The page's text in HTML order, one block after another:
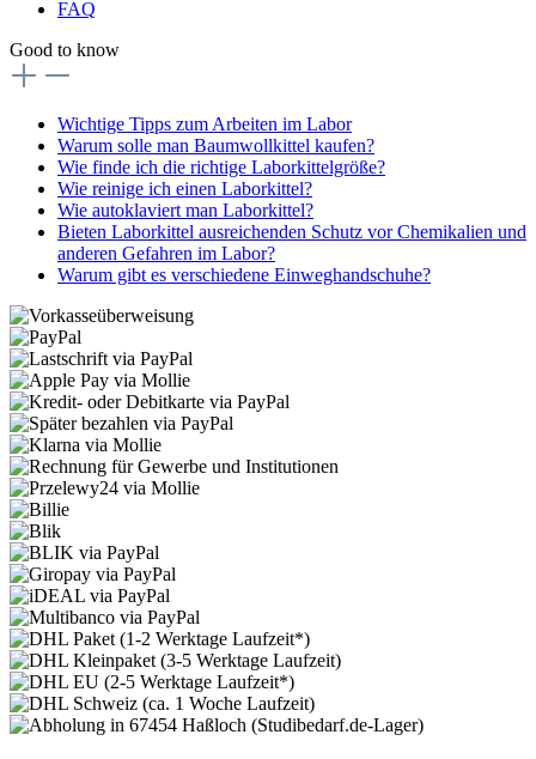
FAQ
Good to know
Wichtige Tipps zum Arbeiten im Labor
Warum solle man Baumwollkittel kaufen?
Wie finde ich die richtige Laborkittelgröße?
Wie reinige ich einen Laborkittel?
Wie autoklaviert man Laborkittel?
Bieten Laborkittel ausreichenden Schutz vor Chemikalien und
anderen Gefahren im Labor?
Warum gibt es verschiedene Einweghandschuhe?